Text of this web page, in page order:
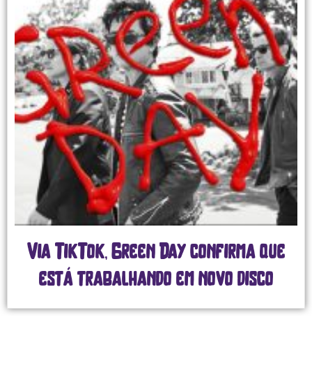
Via TikTok, Green Day confirma que
está trabalhando em novo disco